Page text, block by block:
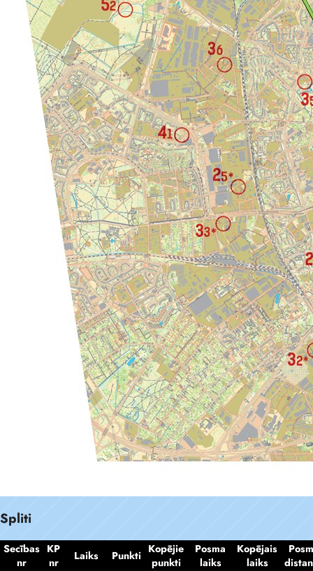
Spliti
Secības
nr
KP
nr
Laiks Punkti Kopējie
punkti
Posma
laiks
Kopējais
laiks